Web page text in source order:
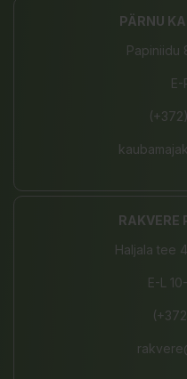
PÄRNU
Papiniidu
E-
RAKVERE
Haljala tee
E-L